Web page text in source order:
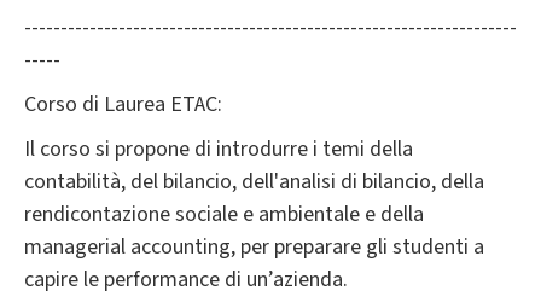
--------------------------------------------------------------------
-----
Corso di Laurea ETAC:
Il corso si propone di introdurre i temi della
contabilità, del bilancio, dell'analisi di bilancio, della
rendicontazione sociale e ambientale e della
managerial accounting, per preparare gli studenti a
capire le performance di un’azienda.